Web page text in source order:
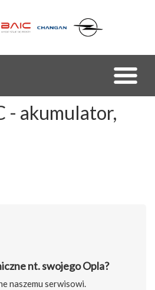
- akumulator,
nt. swojego Opla?
naszemu serwisowi.